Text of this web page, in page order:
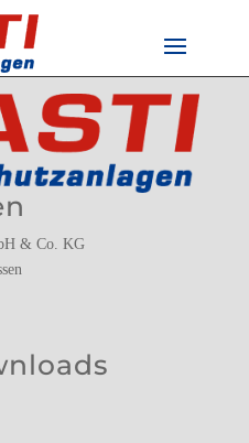
& Co. KG